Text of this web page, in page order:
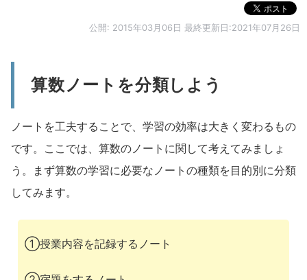
公開: 2015年03月06日 最終更新日:2021年07月26日
算数ノートを分類しよう
ノートを工夫することで、学習の効率は大きく変わるもの
です。ここでは、算数のノートに関して考えてみましょ
う。まず算数の学習に必要なノートの種類を目的別に分類
してみます。
①授業内容を記録するノート